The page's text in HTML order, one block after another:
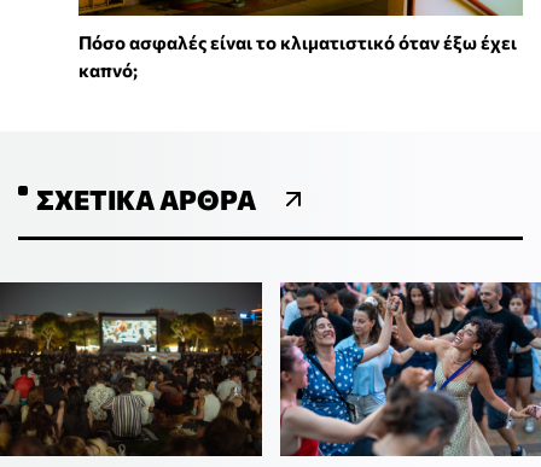
Πόσο ασφαλές είναι το κλιματιστικό όταν έξω έχει
καπνό;
ΣΧΕΤΙΚΆ ΆΡΘΡΑ